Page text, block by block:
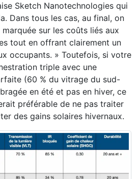
Sketch Nanotechnologies qui
Dans tous les cas, au final, on
sur les coûts liés aux
tout en offrant clairement un
occupants. » Toutefois, si votre
triple avec une
(60 % du vitrage du sud-
en été et pas en hiver, ce
préférable de ne pas traiter
des gains solaires hivernaux.